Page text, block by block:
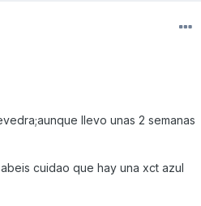
llevo unas 2 semanas
cuidao que hay una xct azul